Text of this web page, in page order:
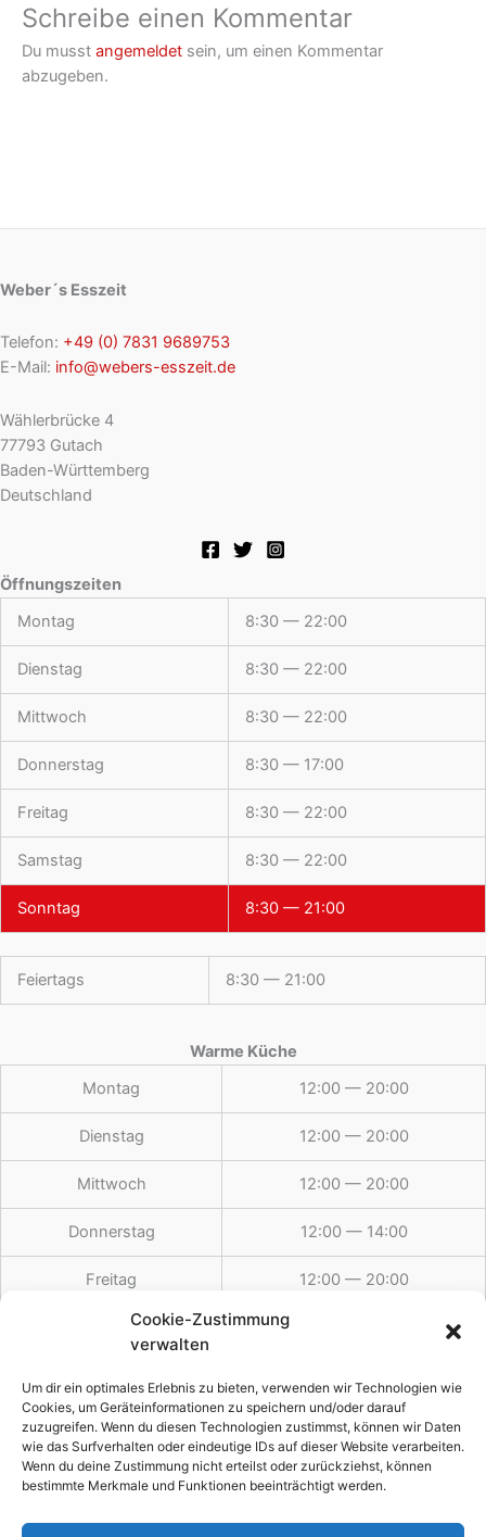
Cookie-Zustimmung
verwalten
Um dir ein optimales Erlebnis zu bieten, verwenden wir Technologien wie
Cookies, um Geräteinformationen zu speichern und/oder darauf
zuzugreifen. Wenn du diesen Technologien zustimmst, können wir Daten
wie das Surfverhalten oder eindeutige IDs auf dieser Website verarbeiten.
Wenn du deine Zustimmung nicht erteilst oder zurückziehst, können
bestimmte Merkmale und Funktionen beeinträchtigt werden.
Schreibe einen Kommentar
Du musst angemeldet sein, um einen Kommentar
abzugeben.
Weber´s Esszeit
Telefon: +49 (0) 7831 9689753
E-Mail: info@webers-esszeit.de
Wählerbrücke 4
77793 Gutach
Baden-Württemberg
Deutschland
Öffnungszeiten
Montag
8:30 — 22:00
Dienstag 8:30 — 22:00
Mittwoch 8:30 — 22:00
Donnerstag 8:30 — 17:00
Freitag 8:30 — 22:00
Samstag 8:30 — 22:00
Sonntag 8:30 — 21:00
Feiertags 8:30 — 21:00
Warme Küche
Montag
12:00 — 20:00
Dienstag 12:00 — 20:00
Mittwoch 12:00 — 20:00
Donnerstag 12:00 — 14:00
Freitag 12:00 — 20:00
Samstag
Feiertags 12:00 — 19:30